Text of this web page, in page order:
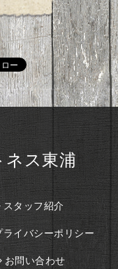
ネス東浦
スタッフ紹介
ライバシーポリシー
お問い合わせ